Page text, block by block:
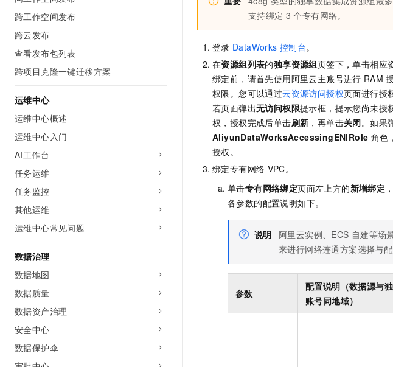
跨工作空间发布
跨云发布
查看发布包列表
跨项目克隆一键迁移方案
运维中心
运维中心概述
运维中心入门
AI工作台
任务运维
任务监控
其他运维
运维中心常见问题
数据治理
数据地图
数据质量
数据资产治理
安全中心
数据保护伞
支持绑定 3 个专有网络。
登录 DataWorks 控制台。
在资源组列表的独享资源组页签下，单击相应
绑定前，请首先使用阿里云主账号进行 RAM
权限。您可以通过云资源访问授权页面进行授
若页面弹出无访问权限提示框，提示您尚未授
权，授权完成后单击刷新 ，再单击关闭。如果
AliyunDataWorksAccessingENIRole 角色
授权。
绑定专有网络 VPC。
单击专有网络绑定页面左上方的新增绑定
各参数的配置说明如下。
说明 阿里云实例、ECS 自建等场
来进行网络连通方案选择与配
参数
配置说明（数据源与
账号同地域）